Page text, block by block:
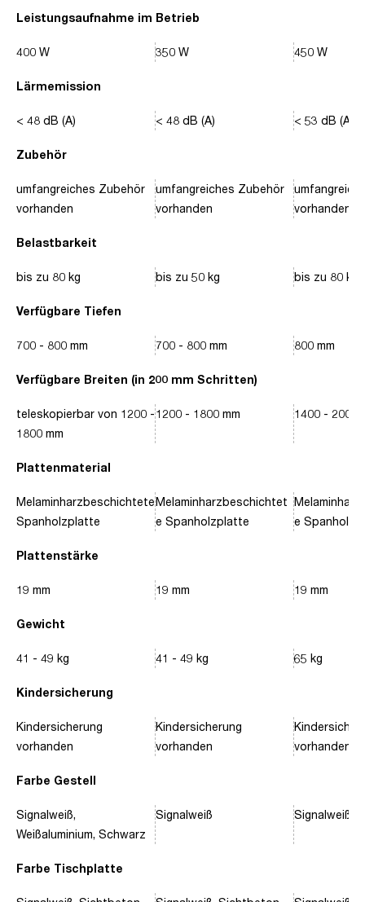
Leistungsaufnahme im Betrieb
Lärmemission
Zubehör
Belastbarkeit
Verfügbare Tiefen
Verfügbare Breiten (in 200 mm Schritten)
Plattenmaterial
Plattenstärke
Gewicht
Kindersicherung
Farbe Gestell
Farbe Tischplatte
400 W
< 48 dB (A)
umfangreiches Zubehör
vorhanden
bis zu 80 kg
700 - 800 mm
teleskopierbar von 1200 -
1800 mm
Melaminharzbeschichtete
Spanholzplatte
19 mm
41 - 49 kg
Kindersicherung
vorhanden
Signalweiß,
Weißaluminium, Schwarz
350 W
< 48 dB (A)
umfangreiches Zubehör
vorhanden
bis zu 50 kg
700 - 800 mm
1200 - 1800 mm
Melaminharzbeschichtet
e Spanholzplatte
19 mm
41 - 49 kg
Kindersicherung
vorhanden
Signalweiß
450 W
< 53 dB (A)
vorhanden
bis zu 80 kg
800 mm
1400 - 2000
e
19 mm
65 kg
vorhanden
Signalweiß,